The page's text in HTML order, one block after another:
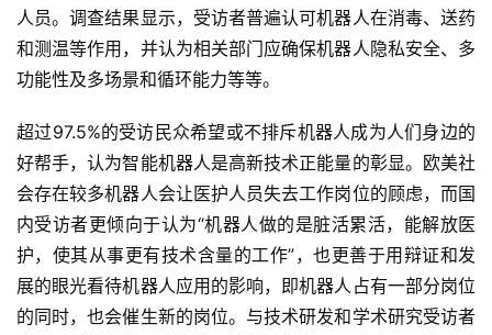
人员。调查结果显示，受访者普遍认可机器人在消毒、送药
和测温等作用，并认为相关部门应确保机器人隐私安全、多
功能性及多场景和循环能力等等。
超过97.5%的受访民众希望或不排斥机器人成为人们身边的
好帮手，认为智能机器人是高新技术正能量的彰显。欧美社
会存在较多机器人会让医护人员失去工作岗位的顾虑，而国
内受访者更倾向于认为“机器人做的是脏活累活，能解放医
护，使其从事更有技术含量的工作”，也更善于用辩证和发
展的眼光看待机器人应用的影响，即机器人占有一部分岗位
的同时，也会催生新的岗位。与技术研发和学术研究受访者